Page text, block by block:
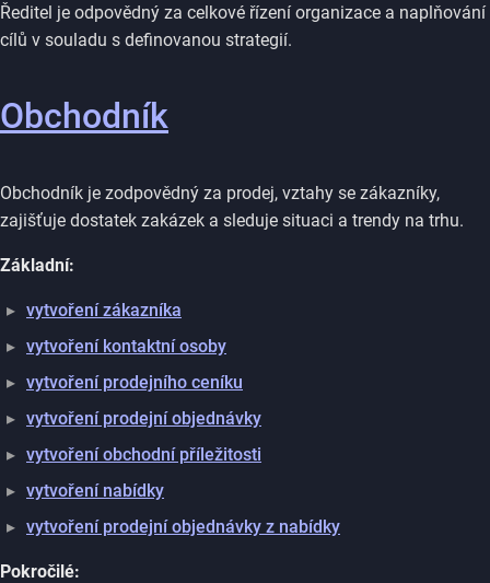
Ředitel je odpovědný za celkové řízení organizace a naplňování
cílů v souladu s definovanou strategií.
Obchodník
Obchodník je zodpovědný za prodej, vztahy se zákazníky,
zajišťuje dostatek zakázek a sleduje situaci a trendy na trhu.
Základní:
vytvoření zákazníka
vytvoření kontaktní osoby
vytvoření prodejního ceníku
vytvoření prodejní objednávky
vytvoření obchodní příležitosti
vytvoření nabídky
vytvoření prodejní objednávky z nabídky
Pokročilé: